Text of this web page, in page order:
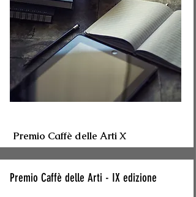
Premio Caffè delle Arti X
Premio Caffè delle Arti - IX edizione